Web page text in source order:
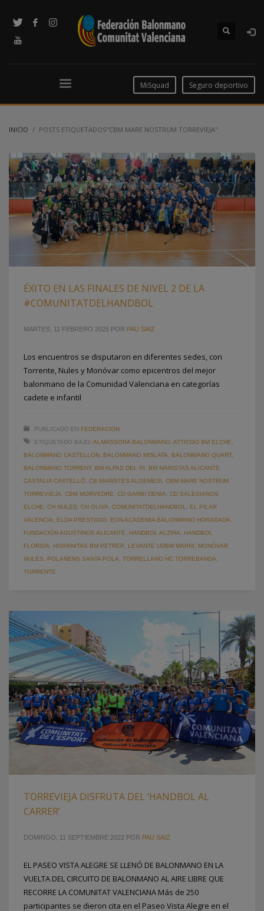
MiSquad Seguro deportivo
INICIO POSTS ETIQUETADOS"CBM MARE NOSTRUM TORREVIEJA"
ÉXITO EN LAS FINALES DE NIVEL 2 DE LA
#COMUNITATDELHANDBOL
MARTES, 11 FEBRERO 2025 POR PAU SAIZ
Los encuentros se disputaron en diferentes sedes, con
Torrente, Nules y Monóvar como epicentros del mejor
balonmano de la Comunidad Valenciana en categorías
cadete e infantil
PUBLICADO EN FEDERACION
ETIQUETADO BAJO: ALMASSORA BALONMANO ATTICGO BM ELCHE
BALONMANO CASTELLON
BALONMANO MISLATA BALONMANO QUART,
BALONMANO TORRENT, BM ALFAS DEL PI BM MARISTAS ALICANTE
CASTALIA CASTELLÓ CB MARISTES ALGEMESI
CBM MARE NOSTRUM
TORREVIEJA
CBM MORVEDRE CD GARBI DENIA
CD SALESIANOS
ELCHE
CH NULES CH OLIVA COMUNITATDELHANDBOL
EL PILAR
VALENCIA
ELDA PRESTIGIO EON ACADEMIA BALONMANO HORADADA
FUNDACIÓN AGUSTINOS ALICANTE
HANDBOL ALZIRA
HANDBOL
FLORIDA
HISPANITAS BM PETRER LEVANTE UDBM MARNI MONÓVAR
NULES
POLANENS SANTA POLA TORRELLANO HC TORREBANDA
TORRENTE
TORREVIEJA DISFRUTA DEL ‘HANDBOL AL
CARRER’
DOMINGO, 11 SEPTIEMBRE 2022 POR PAU SAIZ
EL PASEO VISTA ALEGRE SE LLENÓ DE BALONMANO EN LA
VUELTA DEL CIRCUITO DE BALONMANO AL AIRE LIBRE QUE
RECORRE LA COMUNITAT VALENCIANA Más de 250
participantes se dieron cita en el Paseo Vista Alegre en el